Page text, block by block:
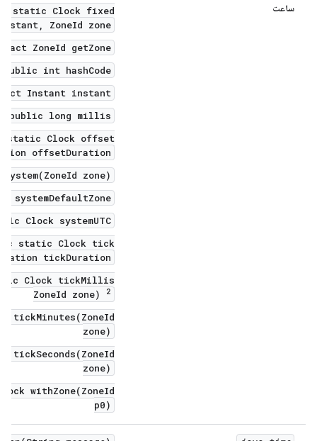
ساعت
static Clock fixed(
ZoneId zone)
ZoneId getZone()
public int hashCode()
Instant instant()
public long millis()
static Clock offset(
offsetDuration)
zone)
Clock systemUTC()
static Clock tick(
tickDuration)
Clock tickMillis(
ZoneId zone)
2
tickMinutes(ZoneId
zone)
zone)
withZone(ZoneId
p0)